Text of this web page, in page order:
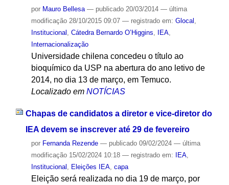
por Mauro Bellesa — publicado20/03/2014 — última
modificação28/10/2015 09:07 — registrado em: Glocal
Institucional
Cátedra Bernardo O’Higgins IEA,
Internacionalização
Universidade chilena concedeu o título ao
bioquímico da USP na abertura do ano letivo de
2014, no dia 13 de março, em Temuco.
Localizado em NOTÍCIAS
Chapas de candidatos a diretor e vice-diretor do
IEA devem se inscrever até 29 de fevereiro
por Fernanda Rezende — publicado09/02/2024 — última
modificação15/02/2024 10:18 — registrado em: IEA,
Institucional
Eleições IEA, capa
Eleição será realizada no dia 19 de março, por